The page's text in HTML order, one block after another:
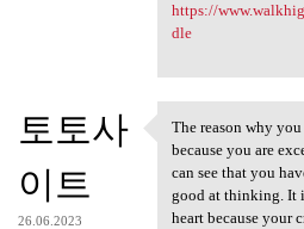
https://
dle
토토사
이트
26.06.2023
The reason
The reason why
because you are
can see that you
good at thinking. It
heart because your